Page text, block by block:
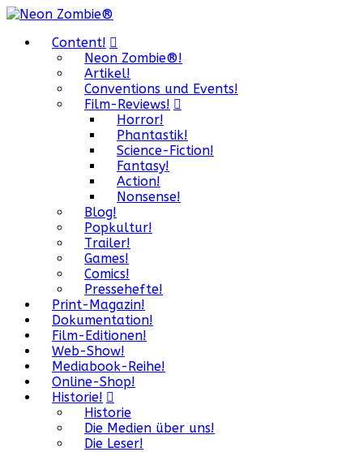
Content!
Neon Zombie®!
Artikel!
Conventions und Events!
Film-Reviews!
Horror!
Phantastik!
Science-Fiction!
Fantasy!
Action!
Nonsense!
Blog!
Popkultur!
Trailer!
Games!
Comics!
Pressehefte!
Print-Magazin!
Dokumentation!
Film-Editionen!
Web-Show!
Mediabook-Reihe!
Online-Shop!
Historie!
Historie
Die Medien über uns!
Die Leser!